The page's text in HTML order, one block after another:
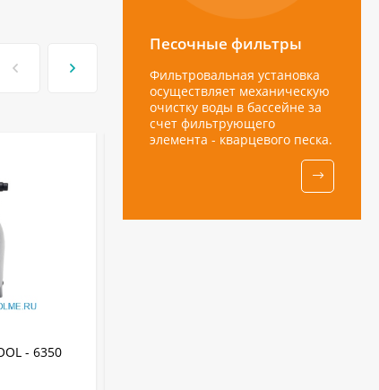
- 6350
Песочные фильтры
Фильтровальная установка
осуществляет механическую
очистку воды в бассейне за
счет фильтрующего
элемента - кварцевого песка.